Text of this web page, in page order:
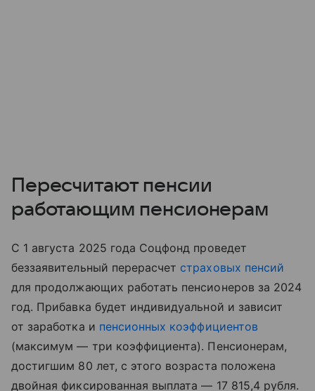
Пересчитают пенсии
работающим пенсионерам
С 1 августа 2025 года Соцфонд проведет
беззаявительный перерасчет страховых пенсий
для продолжающих работать пенсионеров за 2024
год. Прибавка будет индивидуальной и зависит
от заработка и пенсионных коэффициентов
(максимум — три коэффициента). Пенсионерам,
достигшим 80 лет, с этого возраста положена
двойная фиксированная выплата — 17 815,4 рубля.